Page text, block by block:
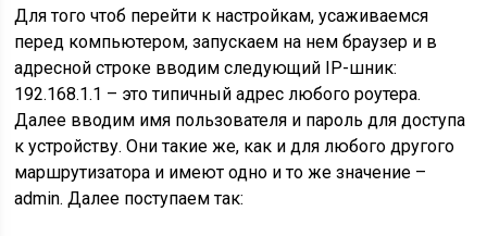
Для того чтоб перейти к настройкам, усаживаемся
перед компьютером, запускаем на нем браузер и в
адресной строке вводим следующий IP-шник:
192.168.1.1 – это типичный адрес любого роутера.
Далее вводим имя пользователя и пароль для доступа
к устройству. Они такие же, как и для любого другого
маршрутизатора и имеют одно и то же значение –
admin. Далее поступаем так: